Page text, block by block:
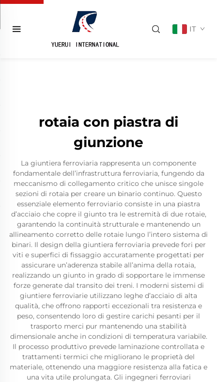
IT
rotaia con piastra di
giunzione
La giuntiera ferroviaria rappresenta un componente
fondamentale dell’infrastruttura ferroviaria, fungendo da
meccanismo di collegamento critico che unisce singole
sezioni di rotaia per creare un binario continuo. Questo
essenziale elemento ferroviario consiste in una piastra
d’acciaio che copre il giunto tra le estremità di due rotaie,
garantendo la continuità strutturale e mantenendo un
allineamento corretto delle rotaie lungo l’intero sistema di
binari. Il design della giuntiera ferroviaria prevede fori per
viti e superfici di fissaggio accuratamente progettati per
assicurare un’aderenza stabile all’anima della rotaia,
realizzando un giunto in grado di sopportare le immense
forze generate dal transito dei treni. I moderni sistemi di
giuntiere ferroviarie utilizzano leghe d’acciaio di alta
qualità, che offrono rapporti eccezionali tra resistenza e
peso, consentendo loro di gestire carichi pesanti per il
trasporto merci pur mantenendo una stabilità
dimensionale anche in condizioni di temperatura variabile.
Il processo produttivo prevede laminazione controllata e
trattamenti termici che migliorano le proprietà del
materiale, ottenendo una maggiore resistenza alla fatica e
una vita utile prolungata. Gli ingegneri ferroviari